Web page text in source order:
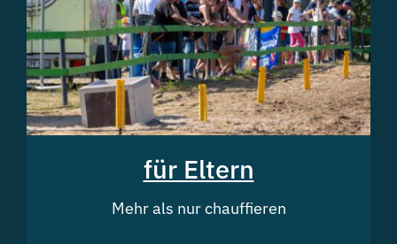
für Eltern
Mehr als nur chauffieren